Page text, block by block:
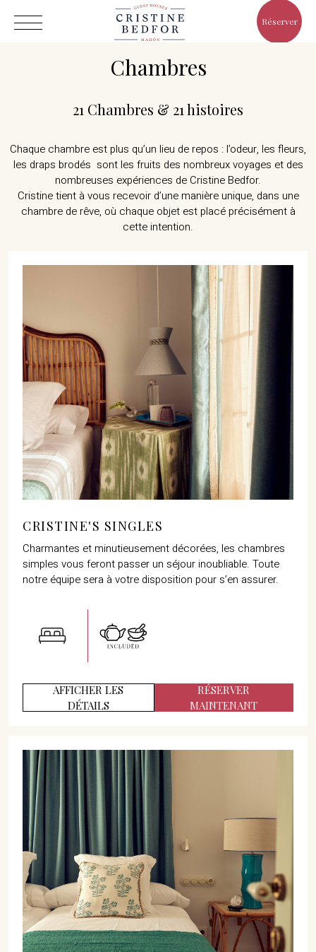
Réserver
Hôtel
Chambres
Eat & Drink
Avantages
Galerie
07702 Mahón, Menorca
Hotel: +34 971 635 502
+34 687 88 28 88
mahon@cristinebedfor.com
Chambres
21 Chambres & 21 histoires
Chaque chambre est plus qu’un lieu de repos : l’odeur, les fleurs,
les draps brodés sont les fruits des nombreux voyages et des
nombreuses expériences de Cristine Bedfor.
Cristine tient à vous recevoir d’une manière unique, dans une
chambre de rêve, où chaque objet est placé précisément à
cette intention.
CRISTINE'S SINGLES
Charmantes et minutieusement décorées, les chambres
simples vous feront passer un séjour inoubliable. Toute
notre équipe sera à votre disposition pour s’en assurer.
AFFICHER LES
DÉTAILS
RÉSERVER
MAINTENANT